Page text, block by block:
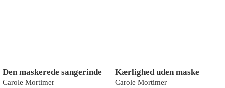
Den maskerede sangerinde
Carole Mortimer
Kærlighed uden maske
Carole Mortimer